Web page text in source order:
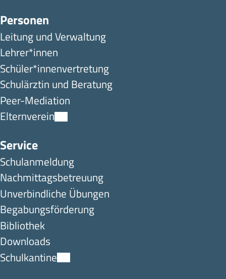
Personen
Leitung und Verwaltung
Lehrer*innen
Schüler*innen­ver­tretung
Schulärztin und Beratung
Peer-Mediation
Elternverein
Service
Schulanmeldung
Nachmittagsbetreuung
Unverbindliche Übungen
Begabungsförderung
Bibliothek
Downloads
Schulkantine